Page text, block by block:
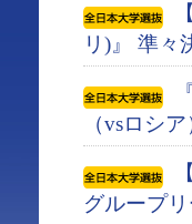
リ)』 準々
（vsロシ
グループ